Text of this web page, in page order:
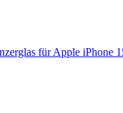
für Apple iPhone